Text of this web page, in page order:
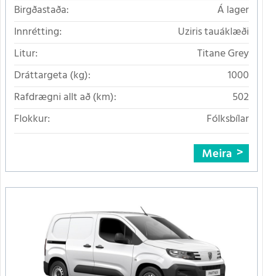
Birgðastaða:
Á lager
Innrétting:
Uziris tauáklæði
Litur:
Titane Grey
Dráttargeta (kg):
1000
Rafdrægni allt að (km):
502
Flokkur:
Fólksbílar
Meira